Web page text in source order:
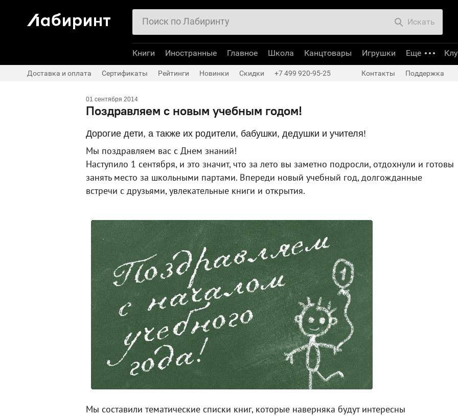
01 сентября 2014
Поздравляем с новым учебным годом!
Дорогие дети, а также их родители, бабушки, дедушки и учителя!
Мы поздравляем вас с Днем знаний!
Наступило 1 сентября, и это значит, что за лето вы заметно подросли, отдохнули и готовы
занять место за школьными партами. Впереди новый учебный год, долгожданные
встречи с друзьями, увлекательные книги и открытия.
Мы составили тематические списки книг, которые наверняка будут интересны
Искать
Книги Иностранные Главное Школа Канцтовары Игрушки Еще
Доставка и оплата Сертификаты Рейтинги Новинки Скидки +7 499 920-95-25 Контакты Поддержка